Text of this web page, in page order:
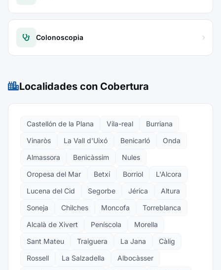
Colonoscopia
Localidades con Cobertura
Castellón de la Plana Vila-real
Burriana
Vinaròs
La Vall d'Uixó Benicarló
Onda
Almassora
Benicàssim
Nules
Oropesa del Mar
Betxí Borriol
L'Alcora
Lucena del Cid
Segorbe Jérica
Altura
Soneja
Chilches Moncofa
Torreblanca
Alcalà de Xivert
Peníscola
Morella
Sant Mateu
Traiguera La Jana
Càlig
Rossell
La Salzadella
Albocàsser